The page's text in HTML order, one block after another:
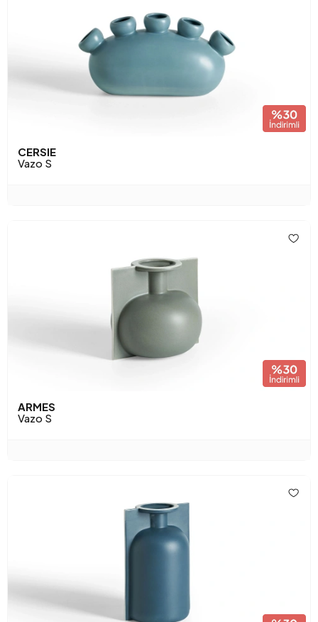
CERSIE
Vazo S
ARMES
Vazo S